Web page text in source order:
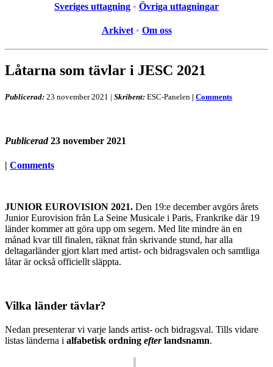
Sveriges uttagning • Övriga uttagningar
Arkivet • Om oss
Låtarna som tävlar i JESC 2021
Publicerad: 23 november 2021 | Skribent: ESC-Panelen | Comments
Publicerad 23 november 2021
| Comments
JUNIOR EUROVISION 2021. Den 19:e december avgörs årets
Junior Eurovision från La Seine Musicale i Paris, Frankrike där 19
länder kommer att göra upp om segern. Med lite mindre än en
månad kvar till finalen, räknat från skrivande stund, har alla
deltagarländer gjort klart med artist- och bidragsvalen och samtliga
låtar är också officiellt släppta.
Vilka länder tävlar?
Nedan presenterar vi varje lands artist- och bidragsval. Tills vidare
listas länderna i alfabetisk ordning efterlandsnamn.